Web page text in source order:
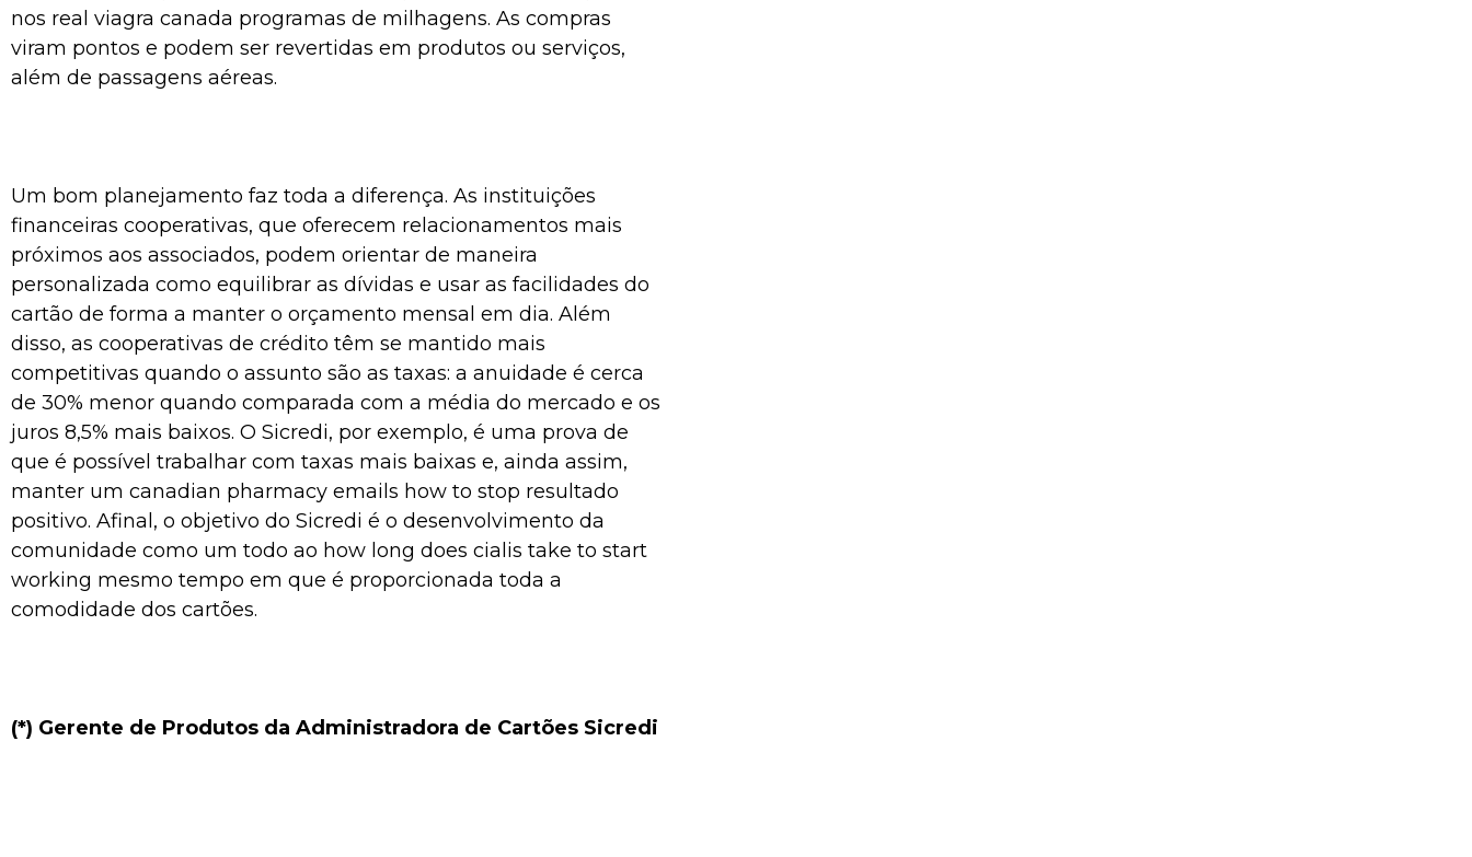
nos real viagra canada programas de milhagens. As compras
viram pontos e podem ser revertidas em produtos ou serviços,
além de passagens aéreas.
Um bom planejamento faz toda a diferença. As instituições
financeiras cooperativas, que oferecem relacionamentos mais
próximos aos associados, podem orientar de maneira
personalizada como equilibrar as dívidas e usar as facilidades do
cartão de forma a manter o orçamento mensal em dia. Além
disso, as cooperativas de crédito têm se mantido mais
competitivas quando o assunto são as taxas: a anuidade é cerca
de 30% menor quando comparada com a média do mercado e os
juros 8,5% mais baixos. O Sicredi, por exemplo, é uma prova de
que é possível trabalhar com taxas mais baixas e, ainda assim,
manter um canadian pharmacy emails how to stop resultado
positivo. Afinal, o objetivo do Sicredi é o desenvolvimento da
comunidade como um todo ao how long does cialis take to start
working mesmo tempo em que é proporcionada toda a
comodidade dos cartões.
(*) Gerente de Produtos da Administradora de Cartões Sicredi